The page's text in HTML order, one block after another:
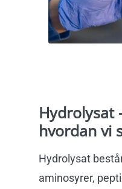
hvordan vi
Hydrolysat
aminosyrer,